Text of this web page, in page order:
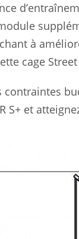
à
cage
contraintes
S+ et